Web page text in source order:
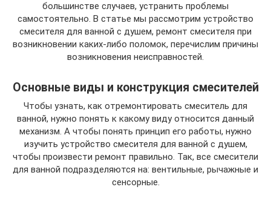
большинстве случаев, устранить проблемы
самостоятельно. В статье мы рассмотрим устройство
смесителя для ванной с душем, ремонт смесителя при
возникновении каких-либо поломок, перечислим причины
возникновения неисправностей.
Основные виды и конструкция смесителей
Чтобы узнать, как отремонтировать смеситель для
ванной, нужно понять к какому виду относится данный
механизм. А чтобы понять принцип его работы, нужно
изучить устройство смесителя для ванной с душем,
чтобы произвести ремонт правильно. Так, все смесители
для ванной подразделяются на: вентильные, рычажные и
сенсорные.